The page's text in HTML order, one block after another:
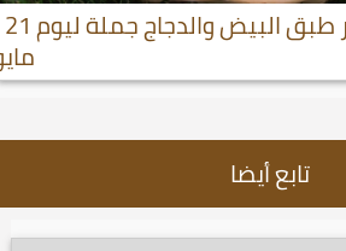
متوسط سعر طبق البيض والدجاج جملة ليوم 21
تابع أيضا